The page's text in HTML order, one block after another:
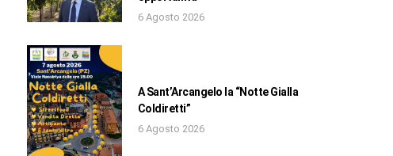
6 Agosto 2026
A Sant’Arcangelo la “Notte Gialla
Coldiretti”
6 Agosto 2026